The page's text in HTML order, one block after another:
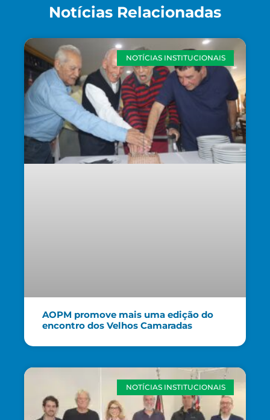
Notícias Relacionadas
NOTÍCIAS INSTITUCIONAIS
AOPM promove mais uma edição do
encontro dos Velhos Camaradas
NOTÍCIAS INSTITUCIONAIS